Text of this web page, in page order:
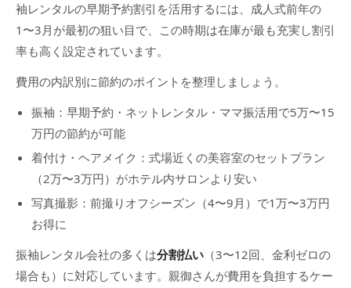
袖レンタルの早期予約割引を活用するには、成人式前年の
1〜3月が最初の狙い目で、この時期は在庫が最も充実し割引
率も高く設定されています。
費用の内訳別に節約のポイントを整理しましょう。
振袖：早期予約・ネットレンタル・ママ振活用で5万〜15
万円の節約が可能
着付け・ヘアメイク：式場近くの美容室のセットプラン
（2万〜3万円）がホテル内サロンより安い
写真撮影：前撮りオフシーズン（4〜9月）で1万〜3万円
お得に
振袖レンタル会社の多くは分割払い （3〜12回、金利ゼロの
場合も）に対応しています。親御さんが費用を負担するケー